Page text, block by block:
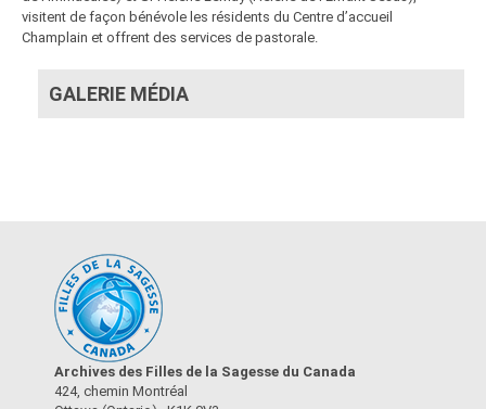
visitent de façon bénévole les résidents du Centre d’accueil
Champlain et offrent des services de pastorale.
GALERIE MÉDIA
Archives des Filles de la Sagesse du Canada
424, chemin Montréal